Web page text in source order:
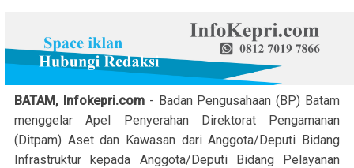
BATAM, Infokepri.com- Badan Pengusahaan (BP) Batam
menggelar Apel Penyerahan Direktorat Pengamanan
(Ditpam) Aset dan Kawasan dari Anggota/Deputi Bidang
Infrastruktur kepada Anggota/Deputi Bidang Pelayanan